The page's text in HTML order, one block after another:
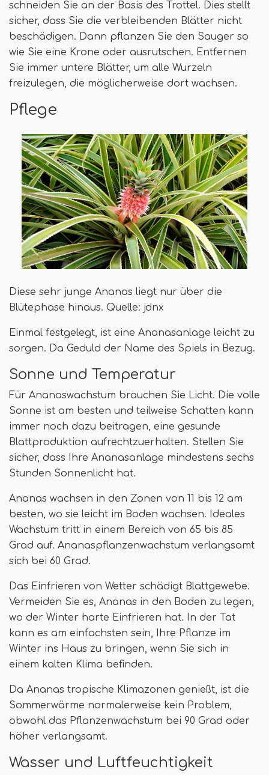
schneiden Sie an der Basis des Trottel. Dies stellt
sicher, dass Sie die verbleibenden Blätter nicht
beschädigen. Dann pflanzen Sie den Sauger so
wie Sie eine Krone oder ausrutschen. Entfernen
Sie immer untere Blätter, um alle Wurzeln
freizulegen, die möglicherweise dort wachsen.
Pflege
Diese sehr junge Ananas liegt nur über die
Blütephase hinaus. Quelle: jdnx
Einmal festgelegt, ist eine Ananasanlage leicht zu
sorgen. Da Geduld der Name des Spiels in Bezug.
Sonne und Temperatur
Für Ananaswachstum brauchen Sie Licht. Die volle
Sonne ist am besten und teilweise Schatten kann
immer noch dazu beitragen, eine gesunde
Blattproduktion aufrechtzuerhalten. Stellen Sie
sicher, dass Ihre Ananasanlage mindestens sechs
Stunden Sonnenlicht hat.
Ananas wachsen in den Zonen von 11 bis 12 am
besten, wo sie leicht im Boden wachsen. Ideales
Wachstum tritt in einem Bereich von 65 bis 85
Grad auf. Ananaspflanzenwachstum verlangsamt
sich bei 60 Grad.
Das Einfrieren von Wetter schädigt Blattgewebe.
Vermeiden Sie es, Ananas in den Boden zu legen,
wo der Winter harte Einfrieren hat. In der Tat
kann es am einfachsten sein, Ihre Pflanze im
Winter ins Haus zu bringen, wenn Sie sich in
einem kalten Klima befinden.
Da Ananas tropische Klimazonen genießt, ist die
Sommerwärme normalerweise kein Problem,
obwohl das Pflanzenwachstum bei 90 Grad oder
höher verlangsamt.
Wasser und Luftfeuchtigkeit